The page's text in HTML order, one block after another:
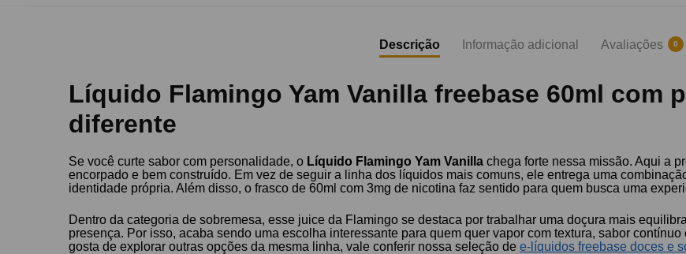
Descrição Informação adicional Avaliações 0
Líquido Flamingo Yam Vanilla freebase 60ml com
diferente
Se você curte sabor com personalidade, o Líquido Flamingo Yam Vanilla chega forte nessa missão. Aqui a
encorpado e bem construído. Em vez de seguir a linha dos líquidos mais comuns, ele entrega uma
identidade própria. Além disso, o frasco de 60ml com 3mg de nicotina faz sentido para quem busca uma
Dentro da categoria de sobremesa, esse juice da Flamingo se destaca por trabalhar uma doçura mais
presença. Por isso, acaba sendo uma escolha interessante para quem quer vapor com textura, sabor
gosta de explorar outras opções da mesma linha, vale conferir nossa seleção dee-líquidos freebase doces e